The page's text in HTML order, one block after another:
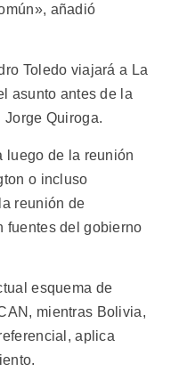
añadió
Toledo viajará a La
asunto antes de la
Quiroga.
luego de la reunión
o incluso
reunión de
fuentes del gobierno
esquema de
mientras Bolivia,
aplica